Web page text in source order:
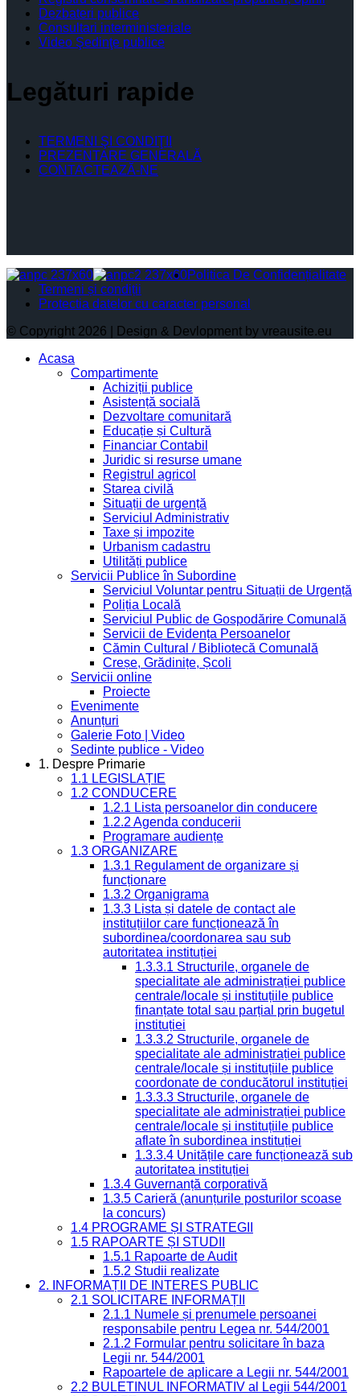
Dezbateri publice
Consultari interministeriale
Video Şedinţe publice
Legături rapide
TERMENI ŞI CONDIŢII
PREZENTARE GENERALĂ
CONTACTEAZĂ-NE
Politica De Confidențialitate
Termeni și condiții
Protectia datelor cu caracter personal
© Copyright 2026 | Design & Devlopment by vreausite.eu
Acasa
Compartimente
Achiziții publice
Asistență socială
Dezvoltare comunitară
Educație și Cultură
Financiar Contabil
Juridic si resurse umane
Registrul agricol
Starea civilă
Situații de urgență
Serviciul Administrativ
Taxe și impozite
Urbanism cadastru
Utilități publice
Servicii Publice în Subordine
Serviciul Voluntar pentru Situații de Urgență
Poliția Locală
Serviciul Public de Gospodărire Comunală
Servicii de Evidența Persoanelor
Cămin Cultural / Bibliotecă Comunală
Creșe, Grădinițe, Școli
Servicii online
Proiecte
Evenimente
Anunțuri
Galerie Foto | Video
Sedinte publice - Video
1. Despre Primarie
1.1 LEGISLAȚIE
1.2 CONDUCERE
1.2.1 Lista persoanelor din conducere
1.2.2 Agenda conducerii
Programare audiențe
1.3 ORGANIZARE
1.3.1 Regulament de organizare și
funcționare
1.3.2 Organigrama
1.3.3 Lista și datele de contact ale
instituțiilor care funcționează în
subordinea/coordonarea sau sub
autoritatea instituției
1.3.3.1 Structurile, organele de
specialitate ale administrației publice
centrale/locale și instituțiile publice
finanțate total sau parțial prin bugetul
instituției
1.3.3.2 Structurile, organele de
specialitate ale administrației publice
centrale/locale și instituțiile publice
coordonate de conducătorul instituției
1.3.3.3 Structurile, organele de
specialitate ale administrației publice
centrale/locale și instituțiile publice
aflate în subordinea instituției
1.3.3.4 Unitățile care funcționează sub
autoritatea instituției
1.3.4 Guvernanță corporativă
1.3.5 Carieră (anunțurile posturilor scoase
la concurs)
1.4 PROGRAME ȘI STRATEGII
1.5 RAPOARTE ȘI STUDII
1.5.1 Rapoarte de Audit
1.5.2 Studii realizate
2. INFORMAȚII DE INTERES PUBLIC
2.1 SOLICITARE INFORMAȚII
2.1.1 Numele și prenumele persoanei
responsabile pentru Legea nr. 544/2001
2.1.2 Formular pentru solicitare în baza
Legii nr. 544/2001
Rapoartele de aplicare a Legii nr. 544/2001
2.2 BULETINUL INFORMATIV al Legii 544/2001